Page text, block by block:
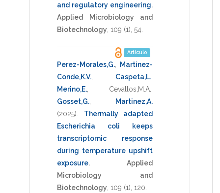
and regulatory engineering.
Applied Microbiology and
Biotechnology 109 (1), 54
Artículo
Perez-Morales,G.
Martinez-
Conde,K.V.
Caspeta,L.
Merino,E.
Cevallos,M.A.
Gosset,G.
Martinez,A.
(2025)
Thermally adapted
Escherichia coli keeps
transcriptomic response
during temperature upshift
exposure.
Applied
Microbiology and
Biotechnology 109 (1), 120